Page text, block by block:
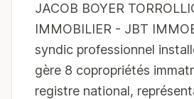
JACOB BOYER
IMMOBILIER - JBT
syndic professionnel
gère 8 copropriétés
registre national,